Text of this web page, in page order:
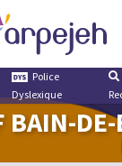
Police
Dyslexique
BAIN-DE-